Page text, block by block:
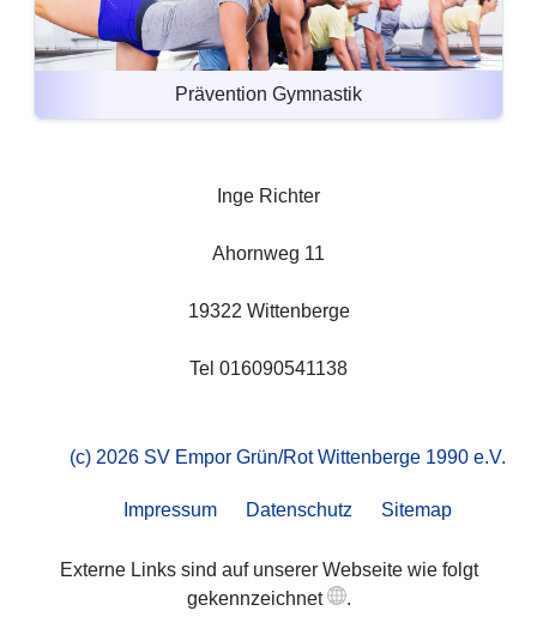
Prävention Gymnastik
Inge Richter
Ahornweg 11
19322 Wittenberge
Tel 016090541138
(c) 2026 SV Empor Grün/Rot Wittenberge 1990 e.V.
Impressum Datenschutz Sitemap
Externe Links sind auf unserer Webseite wie folgt
gekennzeichnet
.